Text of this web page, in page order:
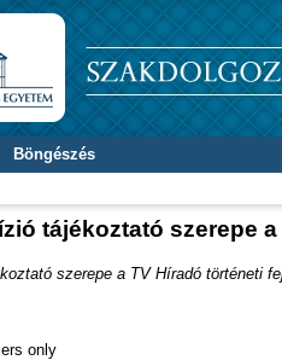
Böngészés
tájékoztató szerepe
szerepe a TV Híradó történeti
only